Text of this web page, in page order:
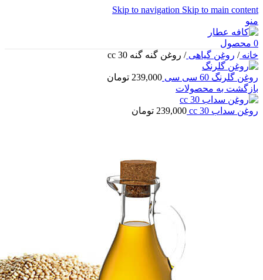
Skip to navigation Skip to main content
منو
0 محصول
خانه/ روغن گیاهی/ روغن گنه گنه 30 cc
روغن گلرنگ 60 سی سی 239,000 تومان
بازگشت به محصولات
روغن سداب 30 cc 239,000 تومان